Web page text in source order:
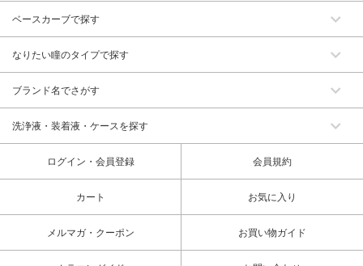
ベースカーブで探す
なりたい瞳のタイプで探す
ブランド名でさがす
洗浄液・装着液・ケースを探す
ログイン・会員登録 会員規約
カート お気に入り
メルマガ・クーポン お買い物ガイド